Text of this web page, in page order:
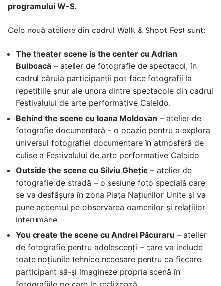
programului W-S.
Cele nouă ateliere din cadrul Walk & Shoot Fest sunt:
The theater scene is the center cu Adrian
Bulboacă – atelier de fotografie de spectacol, în
cadrul căruia participanții pot face fotografii la
repetițiile șnur ale unora dintre spectacole din cadrul
Festivalului de arte performative Caleido.
Behind the scene cu Ioana Moldovan – atelier de
fotografie documentară – o ocazie pentru a explora
universul fotografiei documentare în atmosferă de
culise a Festivalului de arte performative Caleido
Outside the scene cu Silviu Gheţie – atelier de
fotografie de stradă – o sesiune foto specială care
se va desfăşura în zona Piaţa Naţiunilor Unite şi va
pune accentul pe observarea oamenilor şi relaţiilor
interumane.
You create the scene cu Andrei Păcuraru – atelier
de fotografie pentru adolescenţi – care va include
toate noţiunile tehnice necesare pentru ca fiecare
participant să-și imagineze propria scenă în
fotografiile pe care le realizează.